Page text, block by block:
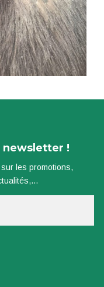
newsletter !
les promotions,